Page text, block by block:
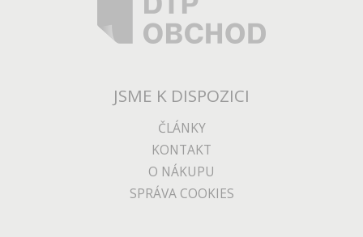
PANTONE COLOR BRIDGE
JSME K DISPOZICI
ČLÁNKY
KONTAKT
O NÁKUPU
SPRÁVA COOKIES